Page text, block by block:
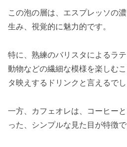
この泡の層は、エスプレッソの
生み、視覚的に魅力的です。
特に、熟練のバリスタによるラ
動物などの繊細な模様を楽しむ
タ映えするドリンクと言えるでし
一方、カフェオレは、コーヒー
った、シンプルな見た目が特徴で